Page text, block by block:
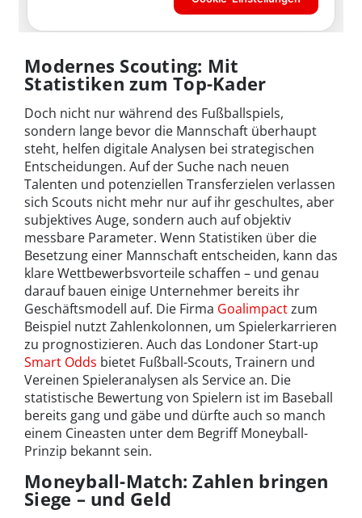
Modernes Scouting: Mit
Statistiken zum Top-Kader
Doch nicht nur während des Fußballspiels,
sondern lange bevor die Mannschaft überhaupt
steht, helfen digitale Analysen bei strategischen
Entscheidungen. Auf der Suche nach neuen
Talenten und potenziellen Transferzielen verlassen
sich Scouts nicht mehr nur auf ihr geschultes, aber
subjektives Auge, sondern auch auf objektiv
messbare Parameter. Wenn Statistiken über die
Besetzung einer Mannschaft entscheiden, kann das
klare Wettbewerbsvorteile schaffen – und genau
darauf bauen einige Unternehmer bereits ihr
Geschäftsmodell auf. Die Firma Goalimpactzum
Beispiel nutzt Zahlenkolonnen, um Spielerkarrieren
zu prognostizieren. Auch das Londoner Start-up
Smart Odds bietet Fußball-Scouts, Trainern und
Vereinen Spieleranalysen als Service an. Die
statistische Bewertung von Spielern ist im Baseball
bereits gang und gäbe und dürfte auch so manch
einem Cineasten unter dem Begriff Moneyball-
Prinzip bekannt sein.
Moneyball-Match: Zahlen bringen
Siege – und Geld